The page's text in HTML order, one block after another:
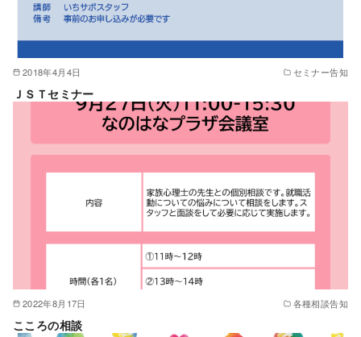
2018年4月4日 セミナー告知
ＪＳＴセミナー
2022年8月17日 各種相談告知
こころの相談